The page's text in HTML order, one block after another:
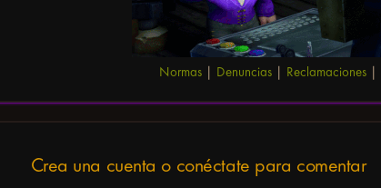
Normas| Denuncias| Reclamaciones|
Crea una cuenta o conéctate para comentar